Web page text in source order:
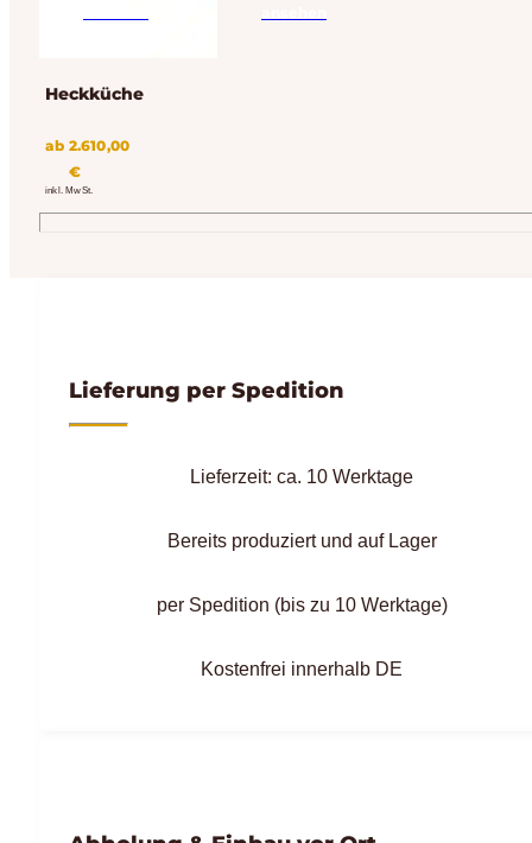
Heckküche
ab 2.610,00
€
inkl. MwSt.
Lieferung per Spedition
Lieferzeit: ca. 10 Werktage
Bereits produziert und auf Lager
per Spedition (bis zu 10 Werktage)
Kostenfrei innerhalb DE